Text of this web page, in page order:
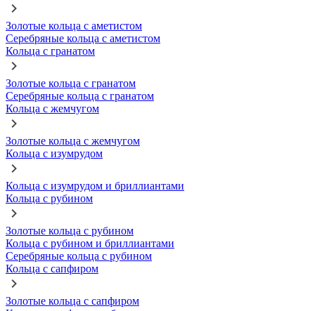
Золотые кольца с аметистом
Серебряные кольца с аметистом
Кольца с гранатом
Золотые кольца с гранатом
Серебряные кольца с гранатом
Кольца с жемчугом
Золотые кольца с жемчугом
Кольца с изумрудом
Кольца с изумрудом и бриллиантами
Кольца с рубином
Золотые кольца с рубином
Кольца с рубином и бриллиантами
Серебряные кольца с рубином
Кольца с сапфиром
Золотые кольца с сапфиром